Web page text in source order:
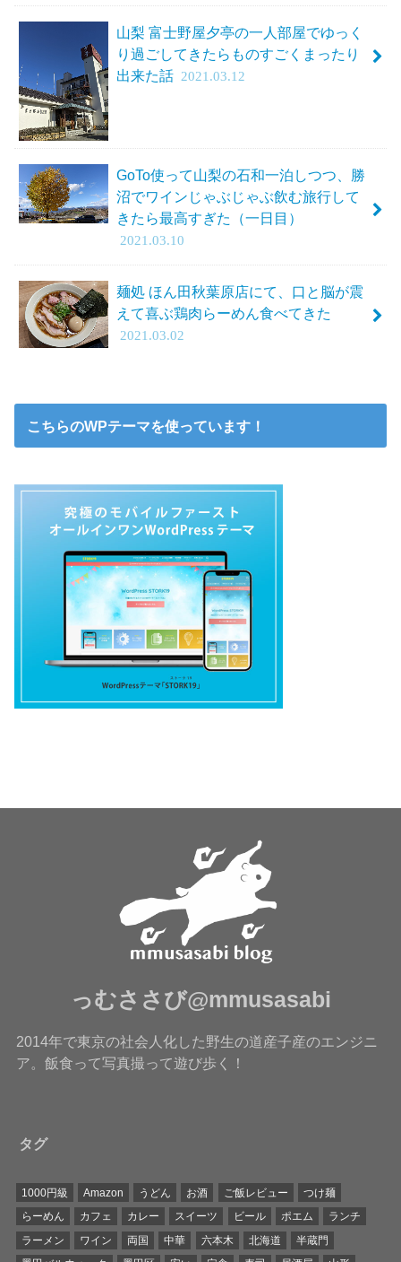
山梨 富士野屋夕亭の一人部屋でゆっく
り過ごしてきたらものすごくまったり
出来た話 2021.03.12
GoTo使って山梨の石和一泊しつつ、勝
沼でワインじゃぶじゃぶ飲む旅行して
きたら最高すぎた（一日目）
2021.03.10
麺処 ほん田秋葉原店にて、口と脳が震
えて喜ぶ鶏肉らーめん食べてきた
2021.03.02
こちらのWPテーマを使っています！
っむささび@mmusasabi
2014年で東京の社会人化した野生の道産子産のエンジニ
ア。飯食って写真撮って遊び歩く！
タグ
1000円級 Amazon うどん お酒 ご飯レビュー
つけ麺
らーめん
カフェ カレー スイーツ ビール ポエム
ランチ
ラーメン
ワイン 両国 中華 六本木 北海道
半蔵門